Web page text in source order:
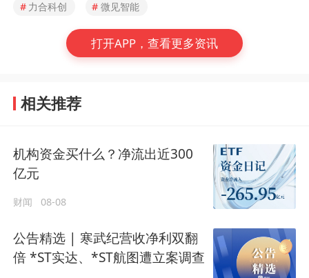
# 力合科创 # 微见智能
打开APP，查看更多资讯
相关推荐
机构资金买什么？净流出近300
亿元
财闻 08-08
公告精选 | 寒武纪营收净利双翻
倍 *ST实达、*ST航图遭立案调查